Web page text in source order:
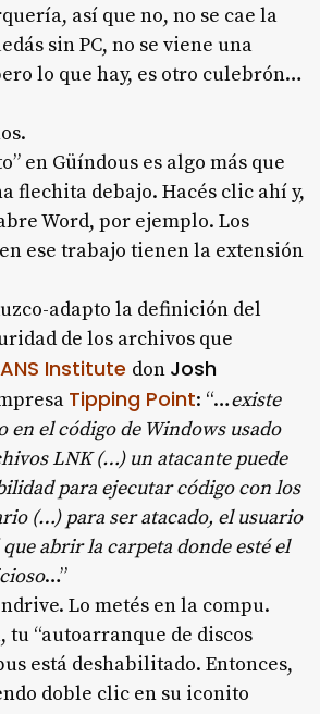
así que no, no se cae la
sin PC, no se viene una
lo que hay, es otro culebrón…
en Güíndous es algo más que
flechita debajo. Hacés clic ahí y,
Word, por ejemplo. Los
ese trabajo tienen la extensión
adapto la definición del
de los archivos que
Institute don Josh
Tipping Point: “…existe
en el código de Windows usado
LNK (…) un atacante puede
para ejecutar código con los
(…) para ser atacado, el usuario
abrir la carpeta donde esté el
…”
Lo metés en la compu.
tu “autoarranque de discos
está deshabilitado. Entonces,
doble clic en su iconito